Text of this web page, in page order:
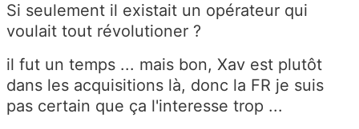
Si seulement il existait un opérateur qui
voulait tout révolutioner ?
il fut un temps ... mais bon, Xav est plutôt
dans les acquisitions là, donc la FR je suis
pas certain que ça l'interesse trop ...